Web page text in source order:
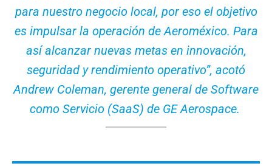
para nuestro negocio local, por eso el objetivo
es impulsar la operación de Aeroméxico. Para
así alcanzar nuevas metas en innovación,
seguridad y rendimiento operativo”, acotó
Andrew Coleman, gerente general de Software
como Servicio (SaaS) de GE Aerospace.